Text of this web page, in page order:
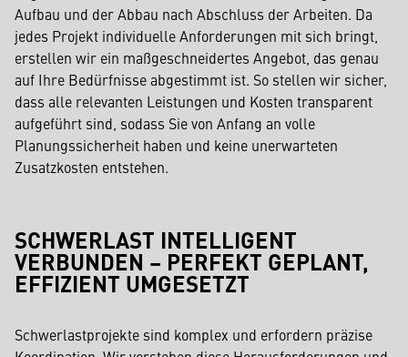
Aufbau und der Abbau nach Abschluss der Arbeiten. Da
jedes Projekt individuelle Anforderungen mit sich bringt,
erstellen wir ein maßgeschneidertes Angebot, das genau
auf Ihre Bedürfnisse abgestimmt ist. So stellen wir sicher,
dass alle relevanten Leistungen und Kosten transparent
aufgeführt sind, sodass Sie von Anfang an volle
Planungssicherheit haben und keine unerwarteten
Zusatzkosten entstehen.
SCHWERLAST INTELLIGENT
VERBUNDEN – PERFEKT GEPLANT,
EFFIZIENT UMGESETZT
Schwerlastprojekte sind komplex und erfordern präzise